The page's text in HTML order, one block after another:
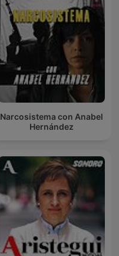
Narcosistema con Anabel
Hernández